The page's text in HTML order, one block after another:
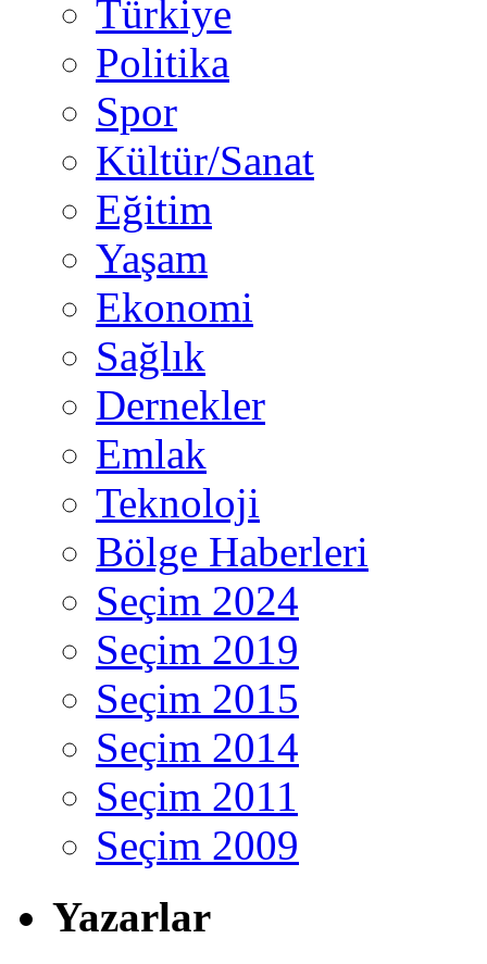
Türkiye
Politika
Spor
Kültür/Sanat
Eğitim
Yaşam
Ekonomi
Sağlık
Dernekler
Emlak
Teknoloji
Bölge Haberleri
Seçim 2024
Seçim 2019
Seçim 2015
Seçim 2014
Seçim 2011
Seçim 2009
Yazarlar